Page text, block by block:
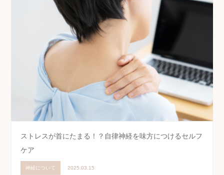
ストレスが首にたまる！？自律神経を味方につけるセルフ
ケア
神経について 2025.03.15